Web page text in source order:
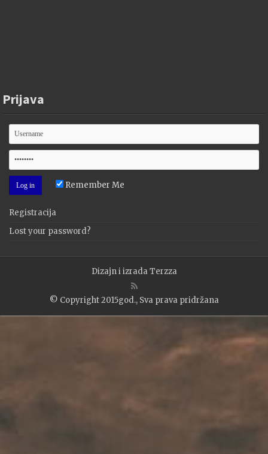
Prijava
Remember Me
Registracija
Lost your password?
Dizajn i izradaTerzza
© Copyright 2015god., Sva prava pridržana